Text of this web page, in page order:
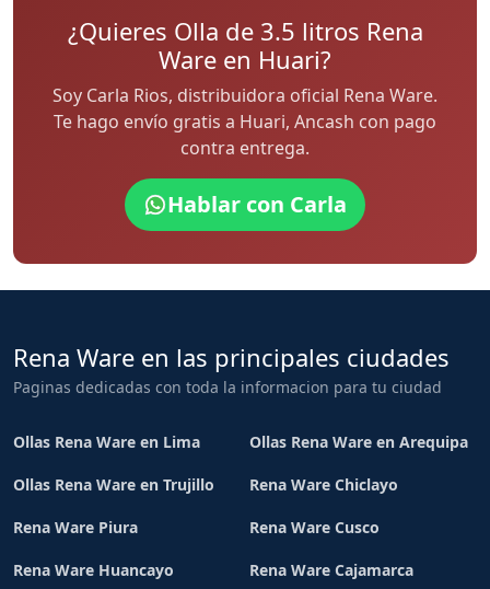
¿Quieres Olla de 3.5 litros Rena
Ware en Huari?
Soy Carla Rios, distribuidora oficial Rena Ware.
Te hago envío gratis a Huari, Ancash con pago
contra entrega.
Hablar con Carla
Rena Ware en las principales ciudades
Paginas dedicadas con toda la informacion para tu ciudad
Ollas Rena Ware en Lima Ollas Rena Ware en Arequipa
Ollas Rena Ware en Trujillo Rena Ware Chiclayo
Rena Ware Piura Rena Ware Cusco
Rena Ware Huancayo Rena Ware Cajamarca